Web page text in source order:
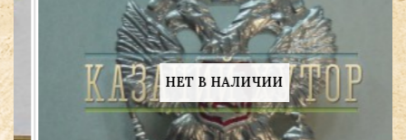
НЕТ В НАЛИЧИИ